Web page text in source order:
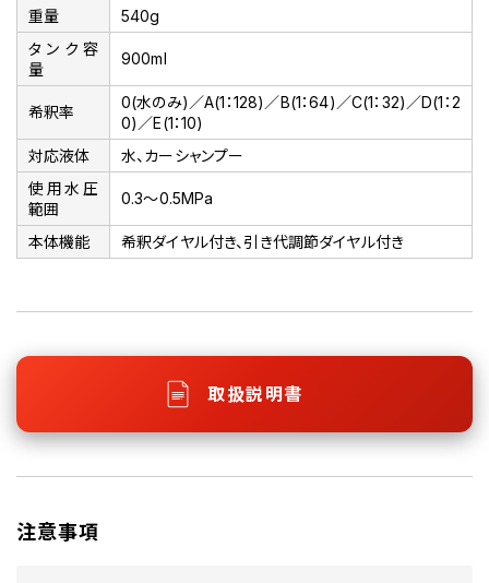
重量
540g
タンク容
量
900ml
希釈率
0(水のみ)／A(1：128)／B(1：64)／C(1：32)／D(1：2
0)／E(1：10)
対応液体
水、カーシャンプー
使用水圧
範囲
0.3～0.5MPa
本体機能 希釈ダイヤル付き、引き代調節ダイヤル付き
取扱説明書
注意事項